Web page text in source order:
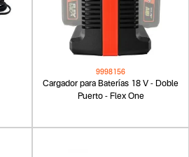
9998156
Cargador para Baterías 18 V - Doble
Puerto - Flex One